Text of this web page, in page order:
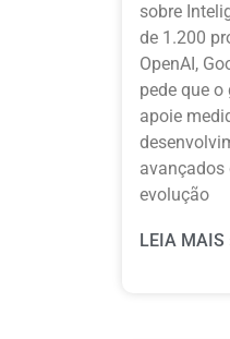
sobre
de 1.200
OpenAI,
pede que
apoie
avançados
evolução
LEIA MAIS